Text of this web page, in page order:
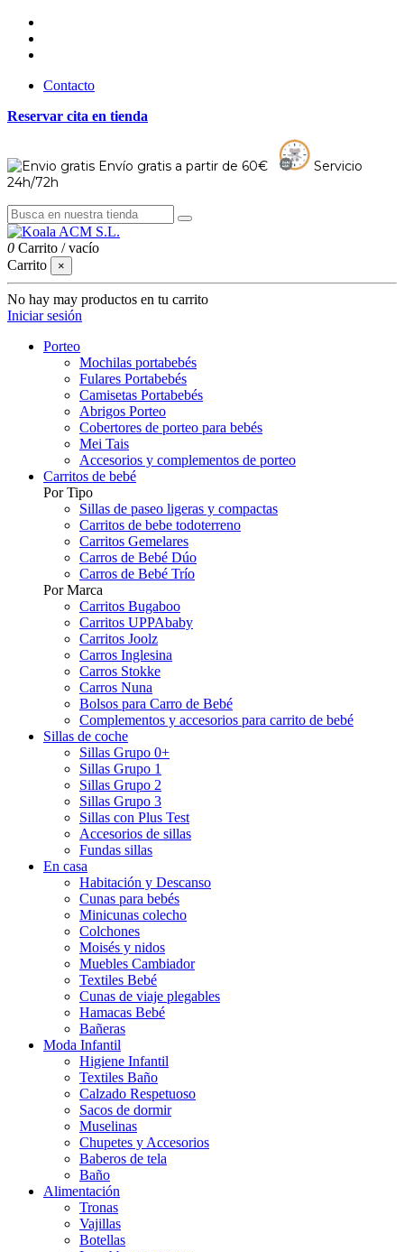
Contacto
Reservar cita en tienda
Envío gratis a partir de 60€
Servicio
24h/72h
0 Carrito /vacío
Carrito
×
No hay may productos en tu carrito
Iniciar sesión
Porteo
Mochilas portabebés
Fulares Portabebés
Camisetas Portabebés
Abrigos Porteo
Cobertores de porteo para bebés
Mei Tais
Accesorios y complementos de porteo
Carritos de bebé
Por Tipo
Sillas de paseo ligeras y compactas
Carritos de bebe todoterreno
Carritos Gemelares
Carros de Bebé Dúo
Carros de Bebé Trío
Por Marca
Carritos Bugaboo
Carritos UPPAbaby
Carritos Joolz
Carros Inglesina
Carros Stokke
Carros Nuna
Bolsos para Carro de Bebé
Complementos y accesorios para carrito de bebé
Sillas de coche
Sillas Grupo 0+
Sillas Grupo 1
Sillas Grupo 2
Sillas Grupo 3
Sillas con Plus Test
Accesorios de sillas
Fundas sillas
En casa
Habitación y Descanso
Cunas para bebés
Minicunas colecho
Colchones
Moisés y nidos
Muebles Cambiador
Textiles Bebé
Cunas de viaje plegables
Hamacas Bebé
Bañeras
Moda Infantil
Higiene Infantil
Textiles Baño
Calzado Respetuoso
Sacos de dormir
Muselinas
Chupetes y Accesorios
Baberos de tela
Baño
Alimentación
Tronas
Vajillas
Botellas